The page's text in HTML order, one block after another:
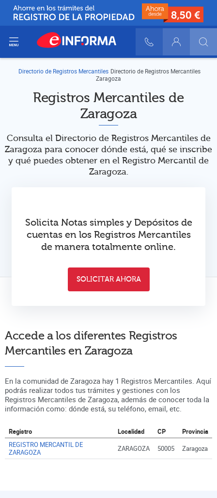
900 10 30 20
Login
del menú
Directorio de Registros Mercantiles Directorio de Registros Mercantiles
Zaragoza
Registros Mercantiles de
Zaragoza
Consulta el Directorio de Registros Mercantiles de
Zaragoza para conocer dónde está, qué se inscribe
y qué puedes obtener en el Registro Mercantil de
Zaragoza.
Solicita Notas simples y Depósitos de
cuentas en los Registros Mercantiles
de manera totalmente online.
SOLICITAR AHORA
Accede a los diferentes Registros
Mercantiles en Zaragoza
En la comunidad de Zaragoza hay 1 Registros Mercantiles. Aquí
podrás realizar todos tus trámites y gestiones con los
Registros Mercantiles de Zaragoza, además de conocer toda la
información como: dónde está, su teléfono, email, etc.
Registro Localidad CP
Provincia
REGISTRO MERCANTIL DE
ZARAGOZA
ZARAGOZA 50005 Zaragoza